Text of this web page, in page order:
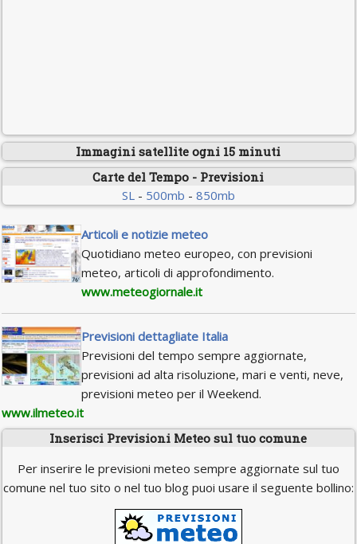
Immagini satellite ogni 15 minuti
Carte del Tempo - Previsioni
SL- 500mb - 850mb
Articoli e notizie meteo
Quotidiano meteo europeo, con previsioni
meteo, articoli di approfondimento.
www.meteogiornale.it
Previsioni dettagliate Italia
Previsioni del tempo sempre aggiornate,
previsioni ad alta risoluzione, mari e venti, neve,
previsioni meteo per il Weekend.
www.ilmeteo.it
Inserisci Previsioni Meteo sul tuo comune
Per inserire le previsioni meteo sempre aggiornate sul tuo
comune nel tuo sito o nel tuo blog puoi usare il seguente bollino: